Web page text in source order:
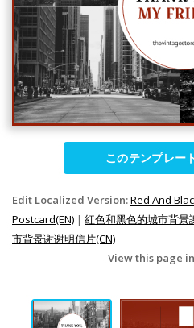
このテンプレー
Edit Localized Version:Red And
Postcard(EN) | 紅色和黑色的城市背景
市背景谢谢明信片(CN)
View this page